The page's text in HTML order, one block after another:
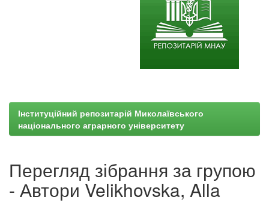
Інституційний репозитарій Миколаївського
національного аграрного університету
Перегляд зібрання за групою
- Автори Velikhovska, Alla